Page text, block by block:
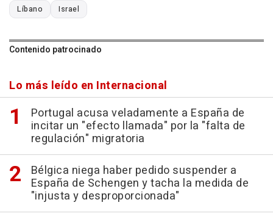
Líbano Israel
Contenido patrocinado
Lo más leído en Internacional
Portugal acusa veladamente a España de
incitar un "efecto llamada" por la "falta de
regulación" migratoria
Bélgica niega haber pedido suspender a
España de Schengen y tacha la medida de
"injusta y desproporcionada"